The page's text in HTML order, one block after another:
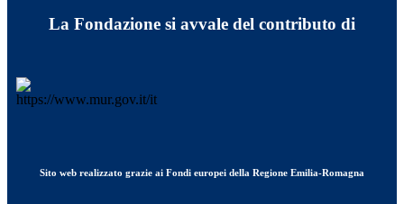
La Fondazione si avvale del contributo di
Sito web realizzato grazie ai Fondi europei della Regione Emilia-Romagna